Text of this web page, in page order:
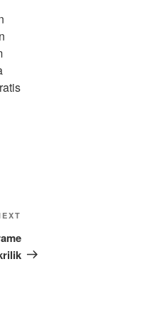
Post